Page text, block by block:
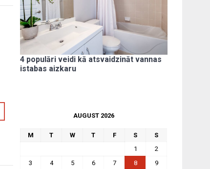
4 populāri veidi kā atsvaidzināt vannas
istabas aizkaru
AUGUST 2026
M T W T F S
S
1
2
3
4 5 6 7 8
9